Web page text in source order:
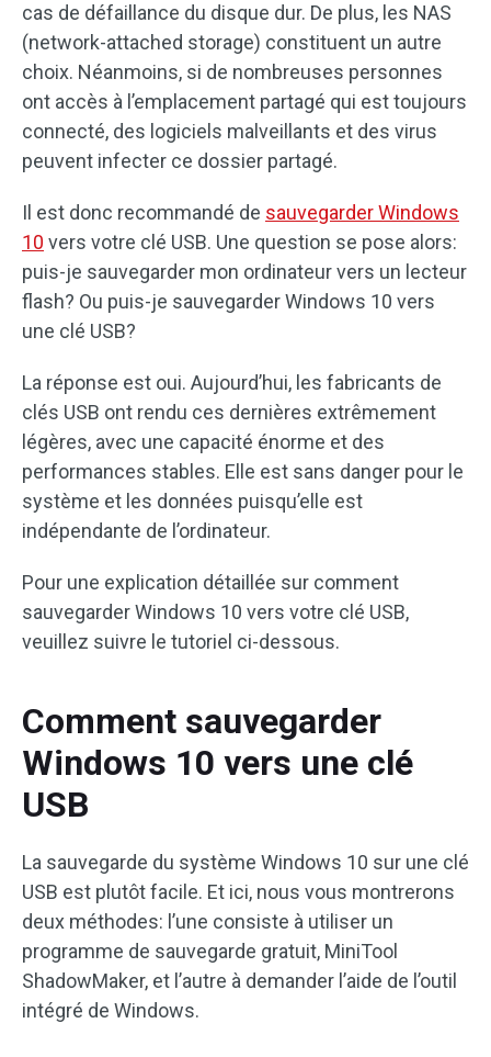
cas de défaillance du disque dur. De plus, les NAS
(network-attached storage) constituent un autre
choix. Néanmoins, si de nombreuses personnes
ont accès à l’emplacement partagé qui est toujours
connecté, des logiciels malveillants et des virus
peuvent infecter ce dossier partagé.
Il est donc recommandé de sauvegarder Windows
10 vers votre clé USB. Une question se pose alors:
puis-je sauvegarder mon ordinateur vers un lecteur
flash? Ou puis-je sauvegarder Windows 10 vers
une clé USB?
La réponse est oui. Aujourd’hui, les fabricants de
clés USB ont rendu ces dernières extrêmement
légères, avec une capacité énorme et des
performances stables. Elle est sans danger pour le
système et les données puisqu’elle est
indépendante de l’ordinateur.
Pour une explication détaillée sur comment
sauvegarder Windows 10 vers votre clé USB,
veuillez suivre le tutoriel ci-dessous.
Comment sauvegarder
Windows 10 vers une clé
USB
La sauvegarde du système Windows 10 sur une clé
USB est plutôt facile. Et ici, nous vous montrerons
deux méthodes: l’une consiste à utiliser un
programme de sauvegarde gratuit, MiniTool
ShadowMaker, et l’autre à demander l’aide de l’outil
intégré de Windows.